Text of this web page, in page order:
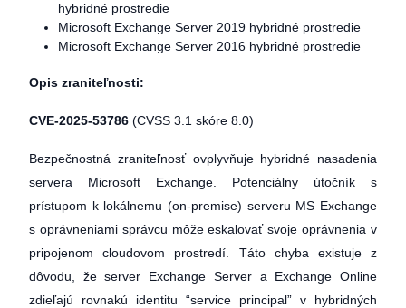
hybridné prostredie
Microsoft Exchange Server 2019 hybridné prostredie
Microsoft Exchange Server 2016 hybridné prostredie
Opis zraniteľnosti:
CVE-2025-53786 (CVSS 3.1 skóre 8.0)
Bezpečnostná zraniteľnosť ovplyvňuje hybridné nasadenia
servera Microsoft Exchange. Potenciálny útočník s
prístupom k lokálnemu (on-premise) serveru MS Exchange
s oprávneniami správcu môže eskalovať svoje oprávnenia v
pripojenom cloudovom prostredí. Táto chyba existuje z
dôvodu, že server Exchange Server a Exchange Online
zdieľajú rovnakú identitu “service principal” v hybridných